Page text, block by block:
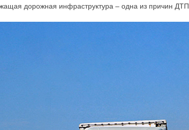
дорожная инфраструктура – одна из причин ДТП